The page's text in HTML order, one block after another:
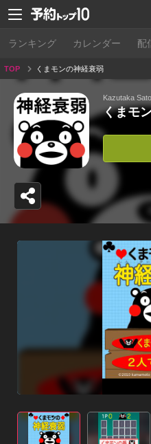
ランキング カレンダー 配
TOP くまモンの神経衰弱
Kazutaka Sato
くまモ